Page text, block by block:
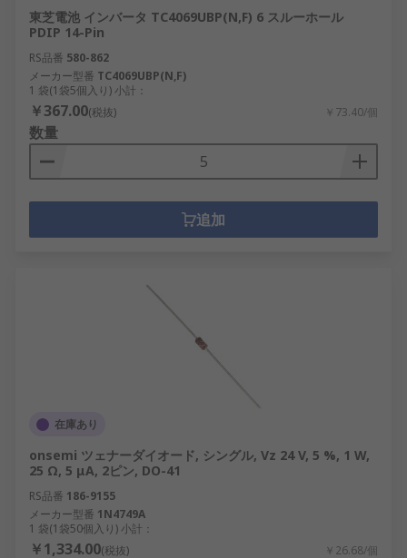
東芝電池 インバータ TC4069UBP(N,F) 6 スルーホール
PDIP 14-Pin
RS品番 580-862
メーカー型番 TC4069UBP(N,F)
1 袋(1袋5個入り) 小計：
￥367.00(税抜) ￥73.40/個
数量
追加
在庫あり
onsemi ツェナーダイオード, シングル, Vz 24 V, 5 %, 1 W,
25 Ω, 5 μA, 2ピン, DO-41
RS品番 186-9155
メーカー型番 1N4749A
1 袋(1袋50個入り) 小計：
￥1,334.00(税抜) ￥26.68/個